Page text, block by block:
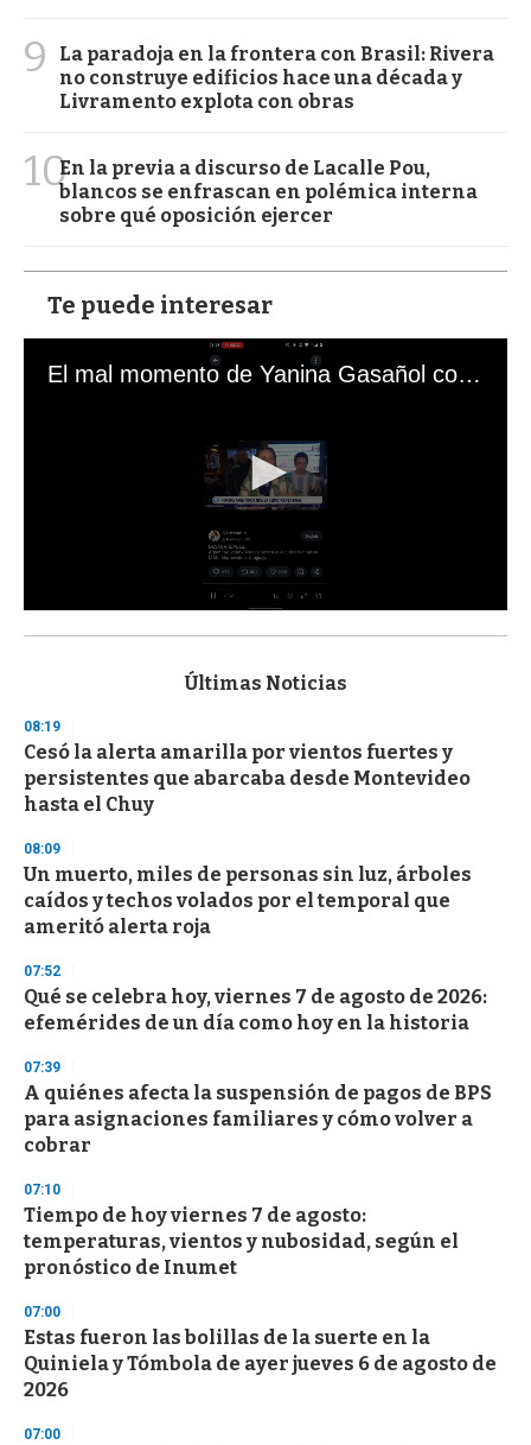
9
La paradoja en la frontera con Brasil: Rivera
no construye edificios hace una década y
Livramento explota con obras
10En la previa a discurso de Lacalle Pou,
blancos se enfrascan en polémica interna
sobre qué oposición ejercer
Te puede interesar
El mal momento de Yanina Gasañol con un hincha argentino en "Subrayado"
s
d
s
o
f
3
s
e
c
o
n
Últimas Noticias
08:19
Cesó la alerta amarilla por vientos fuertes y
persistentes que abarcaba desde Montevideo
hasta el Chuy
08:09
Un muerto, miles de personas sin luz, árboles
caídos y techos volados por el temporal que
ameritó alerta roja
07:52
Qué se celebra hoy, viernes 7 de agosto de 2026:
efemérides de un día como hoy en la historia
07:39
A quiénes afecta la suspensión de pagos de BPS
para asignaciones familiares y cómo volver a
cobrar
07:10
Tiempo de hoy viernes 7 de agosto:
temperaturas, vientos y nubosidad, según el
pronóstico de Inumet
07:00
Estas fueron las bolillas de la suerte en la
Quiniela y Tómbola de ayer jueves 6 de agosto de
2026
07:00